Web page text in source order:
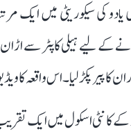
یادو کی سیکوریٹی میں ایک
کے لیے ہیلی کاپٹر سے
کا پیر پکڑ لیا۔ اس واقعہ
کے کانٹی اسکول میں ایک